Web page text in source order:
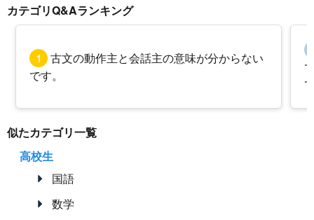
カテゴリQ&Aランキング
1
古文の動作主と会話主の意味が分からない
です。
似たカテゴリ一覧
高校生
国語
数学